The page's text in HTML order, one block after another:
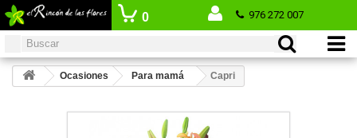
0
producto
CATEGORÍA
Iniciar
976 272 007
Ocasiones Para mamá Capri